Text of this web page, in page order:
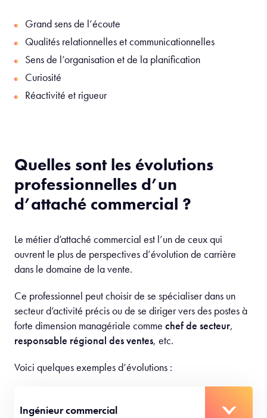
Grand sens de l’écoute
Qualités relationnelles et communicationnelles
Sens de l’organisation et de la planification
Curiosité
Réactivité et rigueur
Quelles sont les évolutions
professionnelles d’un
d’attaché commercial ?
Le métier d’attaché commercial est l’un de ceux qui
ouvrent le plus de perspectives d’évolution de carrière
dans le domaine de la vente.
Ce professionnel peut choisir de se spécialiser dans un
secteur d’activité précis ou de se diriger vers des postes à
forte dimension managériale comme chef de secteur,
responsable régional des ventes, etc.
Voici quelques exemples d’évolutions :
Ingénieur commercial